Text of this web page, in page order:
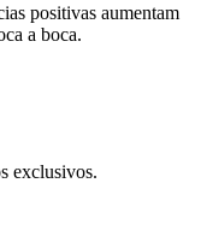
positivas aumentam
a boca.
exclusivos.